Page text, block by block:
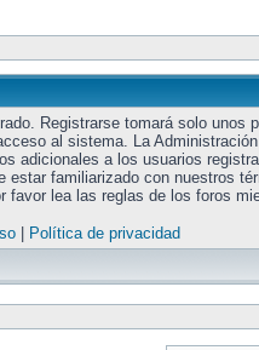
Registrarse tomará solo unos
al sistema. La
adicionales a los usuarios
estar familiarizado con nuestros
favor lea las reglas de los foros
| Política de privacidad